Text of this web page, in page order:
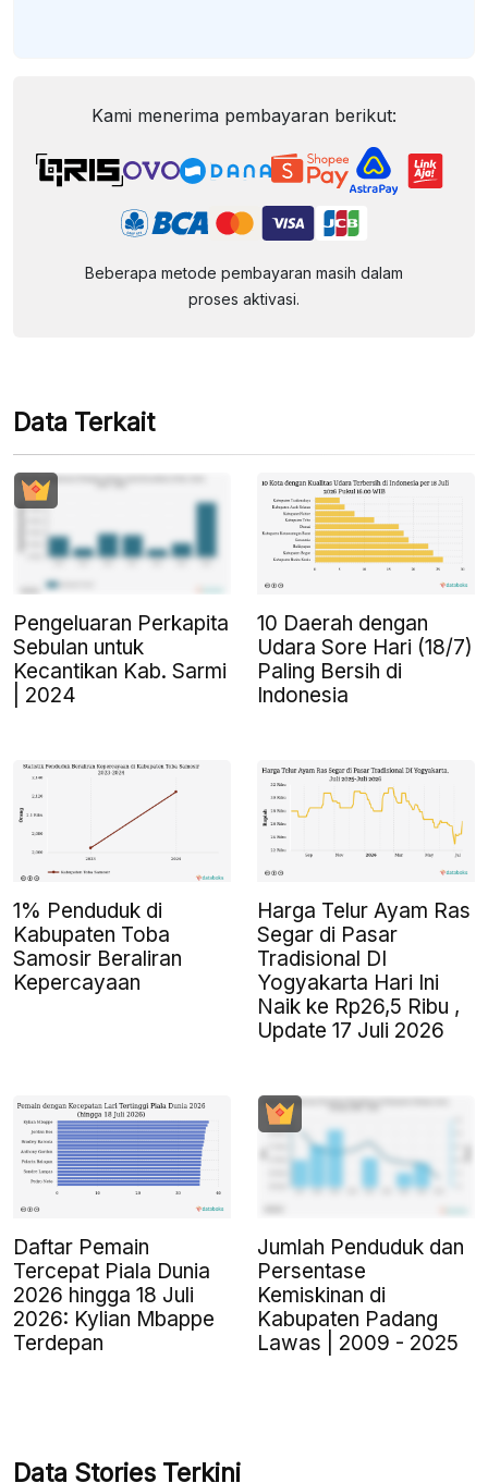
Kami menerima pembayaran berikut:
Beberapa metode pembayaran masih dalam
proses aktivasi.
Data Terkait
Pengeluaran Perkapita
Sebulan untuk
Kecantikan Kab. Sarmi
| 2024
10 Daerah dengan
Udara Sore Hari (18/7)
Paling Bersih di
Indonesia
1% Penduduk di
Kabupaten Toba
Samosir Beraliran
Kepercayaan
Harga Telur Ayam Ras
Segar di Pasar
Tradisional DI
Yogyakarta Hari Ini
Naik ke Rp26,5 Ribu ,
Update 17 Juli 2026
Daftar Pemain
Tercepat Piala Dunia
2026 hingga 18 Juli
2026: Kylian Mbappe
Terdepan
Jumlah Penduduk dan
Persentase
Kemiskinan di
Kabupaten Padang
Lawas | 2009 - 2025
Data Stories Terkini